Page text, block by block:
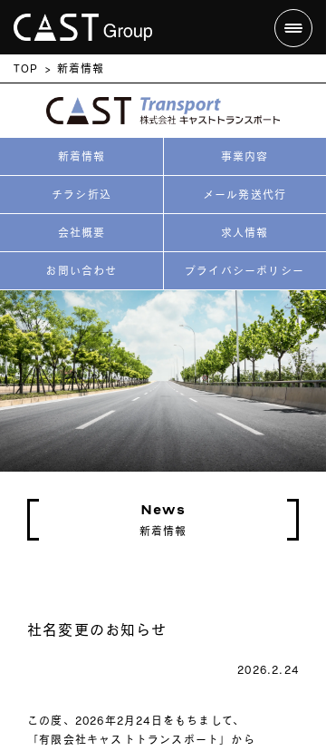
TOP 新着情報
新着情報 事業内容
チラシ折込 メール発送代行
会社概要 求人情報
お問い合わせ プライバシーポリシー
News
新着情報
社名変更のお知らせ
2026.2.24
この度、2026年2月24日をもちまして、
「有限会社キャストトランスポート」から